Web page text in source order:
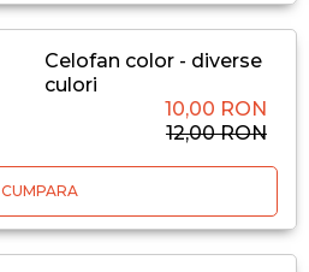
Celofan color - diverse
culori
10,00 RON
12,00 RON
CUMPARA